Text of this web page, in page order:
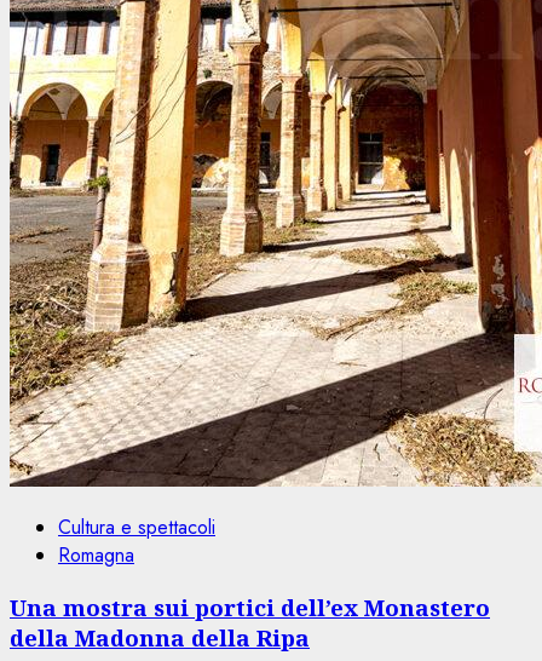
Cultura e spettacoli
Romagna
Una mostra sui portici dell’ex Monastero
della Madonna della Ripa